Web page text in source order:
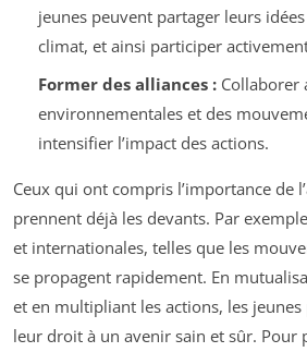
jeunes peuvent partager leurs
climat, et ainsi participer
Former des alliances :Collaborer
environnementales et des
intensifier l’impact des actions.
Ceux qui ont compris l’importance de
prennent déjà les devants. Par
et internationales, telles que les
se propagent rapidement. En
et en multipliant les actions, les
leur droit à un avenir sain et sûr. Pour